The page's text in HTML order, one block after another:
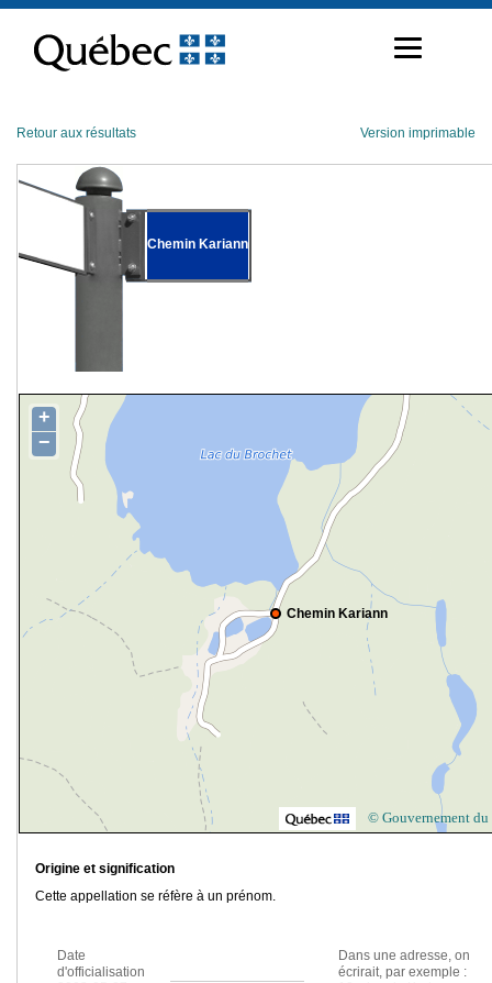
contenu
Retour aux résultats Version imprimable
Chemin Kariann
Chemin Kariann
+
−
© Gouvernement du
Origine et signification
Cette appellation se réfère à un prénom.
Date
d'officialisation
Dans une adresse, on
écrirait, par exemple :